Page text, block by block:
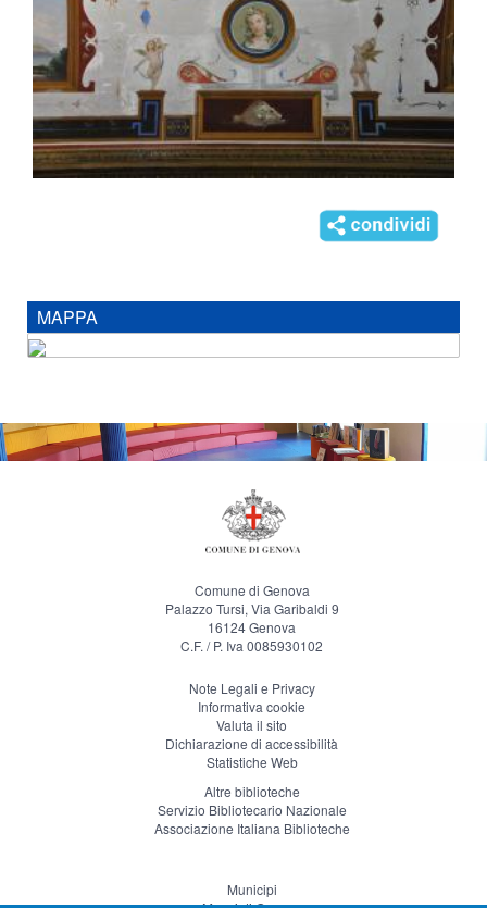
MAPPA
Comune di Genova
Palazzo Tursi, Via Garibaldi 9
16124 Genova
C.F. / P. Iva 0085930102
Note Legali e Privacy
Informativa cookie
Valuta il sito
Dichiarazione di accessibilità
Statistiche Web
Altre biblioteche
Servizio Bibliotecario Nazionale
Associazione Italiana Biblioteche
Municipi